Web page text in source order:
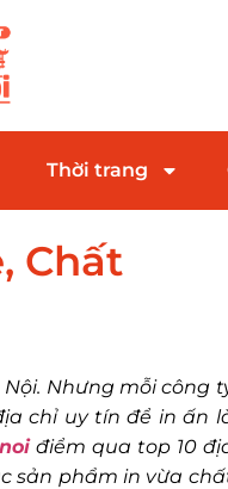
Thời trang
Chất
Nhưng mỗi công
chỉ uy tín để in ấn
điểm qua top 10
sản phẩm in vừa